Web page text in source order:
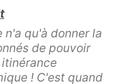
n'a qu'à donner la
de pouvoir
! C'est quand